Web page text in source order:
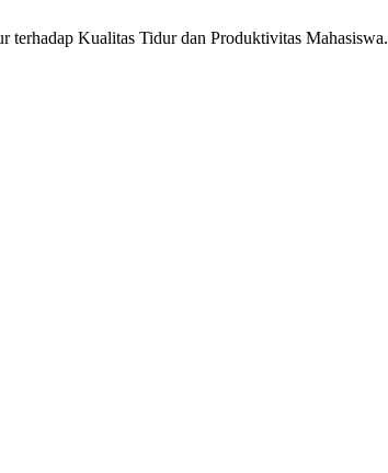
terhadap Kualitas Tidur dan Produktivitas Mahasiswa.